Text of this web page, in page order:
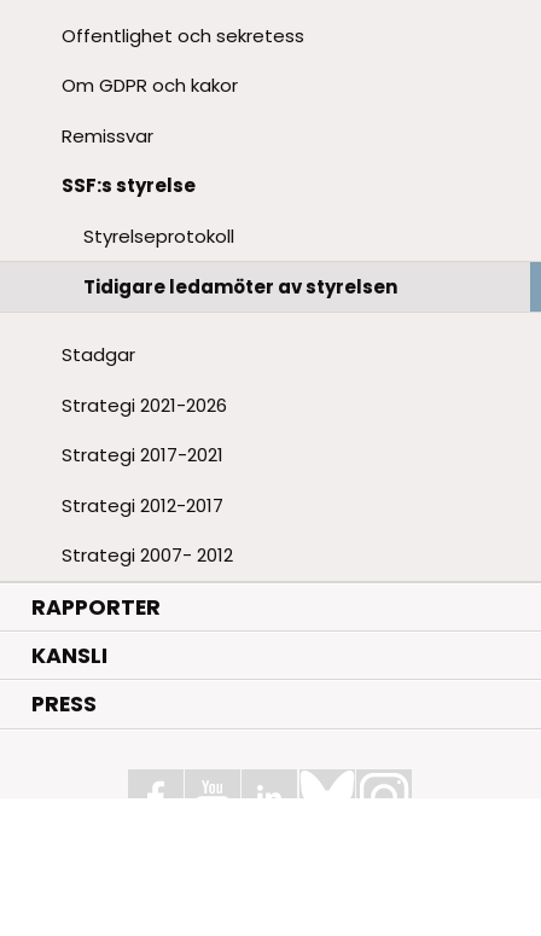
Offentlighet och sekretess
Om GDPR och kakor
Remissvar
SSF:s styrelse
Styrelseprotokoll
Tidigare ledamöter av styrelsen
Stadgar
Strategi 2021-2026
Strategi 2017-2021
Strategi 2012-2017
Strategi 2007- 2012
RAPPORTER
KANSLI
PRESS